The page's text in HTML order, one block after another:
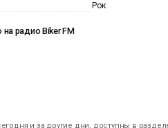
Рок
на радио Biker FM
и за другие дни, доступны в